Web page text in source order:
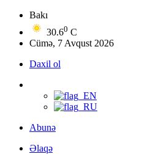
Bakı
30.60 C
Cümə, 7 Avqust 2026
Daxil ol
Abunə
Əlaqə